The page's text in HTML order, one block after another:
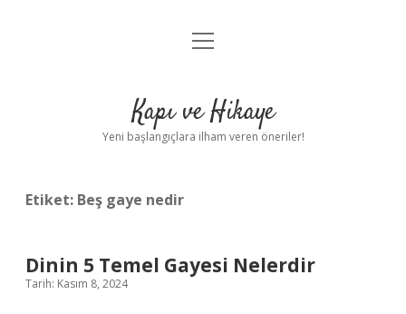
Anasayfa
Yasal Uyarı
menüyü
Kapı ve Hikaye
Yeni başlangıçlara ilham veren öneriler!
Etiket: Beş gaye nedir
Dinin 5 Temel Gayesi Nelerdir
Tarih: Kasım 8, 2024